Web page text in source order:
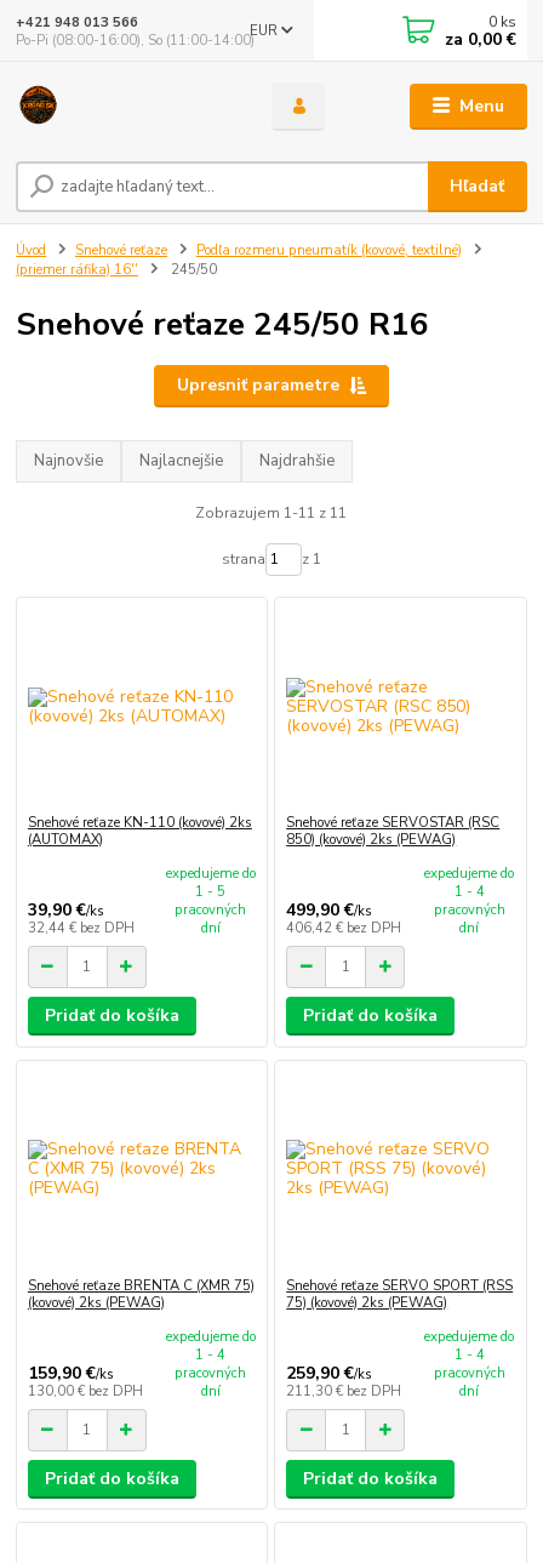
Menu
EUR
Hľadať
+421 948 013 566
Po-Pi (08:00-16:00), So (11:00-14:00)
0 ks
za 0,00 €
Úvod Snehové reťaze
Podľa rozmeru pneumatík (kovové, textilné)
(priemer ráfika) 16''
245/50
Snehové reťaze 245/50 R16
Upresniť parametre
Najnovšie Najlacnejšie Najdrahšie
Zobrazujem 1-11 z 11
strana z 1
Snehové reťaze KN-110 (kovové) 2ks
(AUTOMAX)
39,90 €/ks
32,44 € bez DPH
expedujeme do
1 - 5
pracovných
dní
Pridať do košíka
Snehové reťaze SERVOSTAR (RSC
850) (kovové) 2ks (PEWAG)
499,90 €/ks
406,42 € bez DPH
expedujeme do
1 - 4
pracovných
dní
Pridať do košíka
Snehové reťaze BRENTA C (XMR 75)
(kovové) 2ks (PEWAG)
159,90 €/ks
130,00 € bez DPH
expedujeme do
1 - 4
pracovných
dní
Pridať do košíka
Snehové reťaze SERVO SPORT (RSS
75) (kovové) 2ks (PEWAG)
259,90 €/ks
211,30 € bez DPH
expedujeme do
1 - 4
pracovných
dní
Pridať do košíka